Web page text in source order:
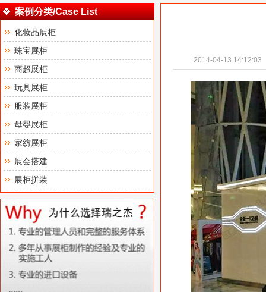
案例分类/Case List
化妆品展柜
珠宝展柜
商超展柜
玩具展柜
服装展柜
母婴展柜
家纺展柜
展会搭建
展柜拼装
2014-04-13 14:12:03